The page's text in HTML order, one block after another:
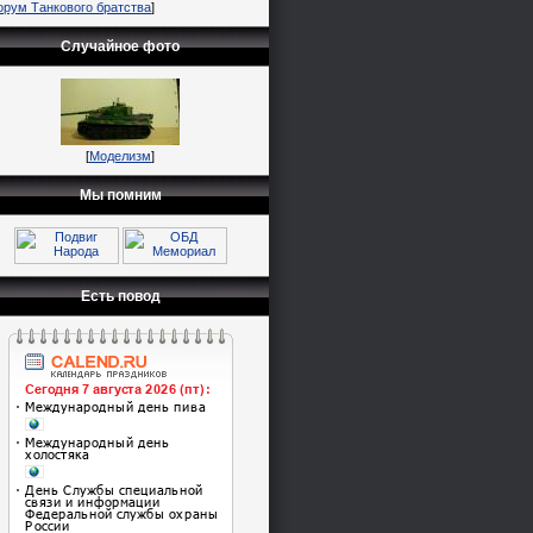
Танкового братства]
Случайное фото
[Моделизм]
Мы помним
Есть повод